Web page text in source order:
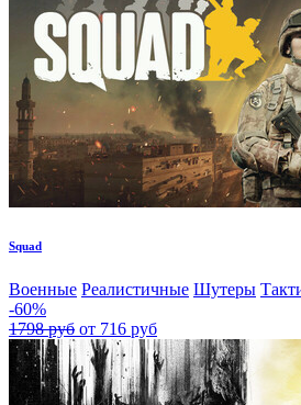
Squad
Военные Реалистичные Шутеры
-60%
1798 руб от 716 руб